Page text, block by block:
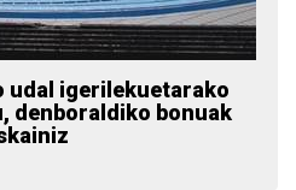
udal igerilekuetarako
denboraldiko bonuak